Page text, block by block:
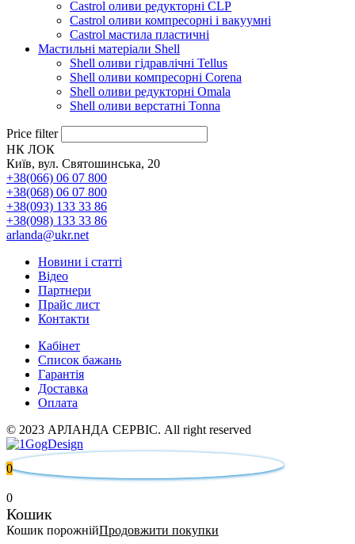
Castrol оливи редукторні CLP
Castrol оливи компресорні і вакуумні
Castrol мастила пластичні
Мастильні матеріали Shell
Shell оливи гідравлічні Tellus
Shell оливи компресорні Corena
Shell оливи редукторні Omala
Shell оливи верстатні Tonna
Price filter
НК ЛОК
Київ, вул. Святошинська, 20
+38(066) 06 07 800
+38(068) 06 07 800
+38(093) 133 33 86
+38(098) 133 33 86
arlanda@ukr.net
Новини і статті
Відео
Партнери
Прайс лист
Контакти
Кабінет
Список бажань
Гарантія
Доставка
Оплата
© 2023 АРЛАНДА СЕРВІС. All right reserved
0
0
Кошик
Кошик порожнійПродовжити покупки